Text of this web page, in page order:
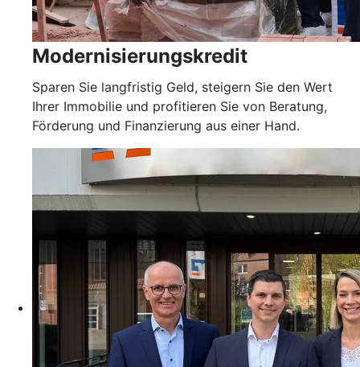
Modernisierungskredit
Sparen Sie langfristig Geld, steigern Sie den Wert
Ihrer Immobilie und profitieren Sie von Beratung,
Förderung und Finanzierung aus einer Hand.